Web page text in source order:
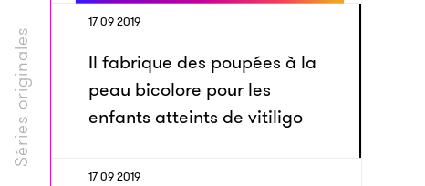
Séries originales
17 09 2019
Il fabrique des poupées à la
peau bicolore pour les
enfants atteints de vitiligo
17 09 2019